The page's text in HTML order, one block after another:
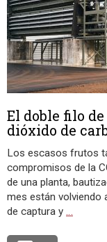
El doble filo
dióxido de
Los escasos frutos
compromisos de la
de una planta,
mes están volviendo
de captura y …